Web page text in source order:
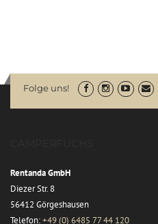
Folge uns!
Rentanda GmbH
Diezer Str. 8
56412 Görgeshausen
Telefon:+49 (0) 6485 77 44 120